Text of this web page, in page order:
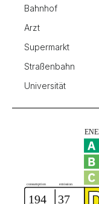
Bahnhof
Arzt
Supermarkt
Straßenbahn
Universität